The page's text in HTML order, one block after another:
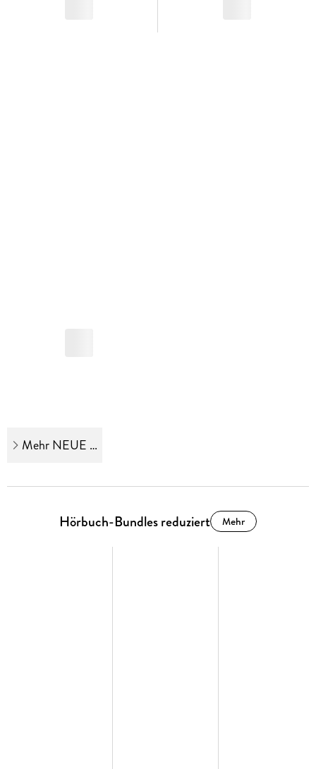
Mehr NEUE eBundles entdecken
Hörbuch-Bundles reduziert Mehr